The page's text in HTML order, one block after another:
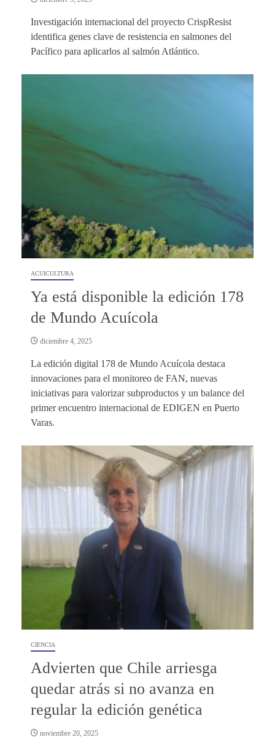
Investigación internacional del proyecto CrispResist
identifica genes clave de resistencia en salmones del
Pacífico para aplicarlos al salmón Atlántico.
ACUICULTURA
Ya está disponible la edición 178
de Mundo Acuícola
diciembre 4, 2025
La edición digital 178 de Mundo Acuícola destaca
innovaciones para el monitoreo de FAN, nuevas
iniciativas para valorizar subproductos y un balance del
primer encuentro internacional de EDIGEN en Puerto
Varas.
CIENCIA
Advierten que Chile arriesga
quedar atrás si no avanza en
regular la edición genética
noviembre 20, 2025